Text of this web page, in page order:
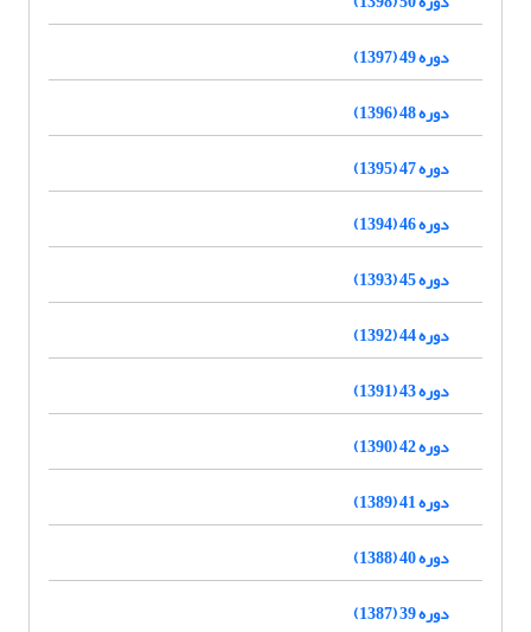
دوره 49 (1397)
دوره 48 (1396)
دوره 47 (1395)
دوره 46 (1394)
دوره 45 (1393)
دوره 44 (1392)
دوره 43 (1391)
دوره 42 (1390)
دوره 41 (1389)
دوره 40 (1388)
دوره 39 (1387)